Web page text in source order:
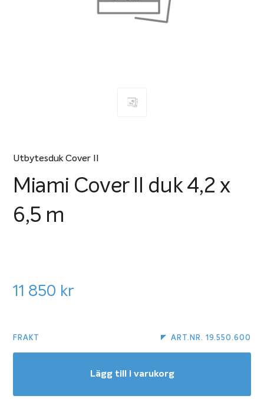
Utbytesduk Cover II
Miami Cover II duk 4,2 x
6,5 m
11 850 kr
FRAKT ART.NR. 19.550.600
Lägg till i varukorg